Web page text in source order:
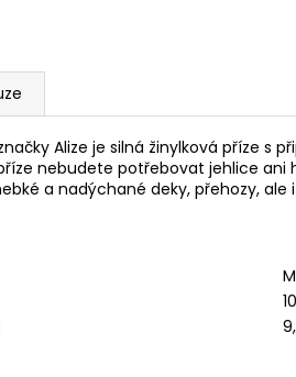
Alize je silná žinylková příze s
nebudete potřebovat jehlice ani
a nadýchané deky, přehozy, ale